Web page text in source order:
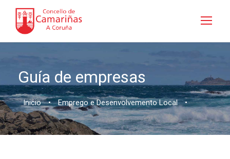
Guía de empresas
Inicio • Emprego e Desenvolvemento Local •